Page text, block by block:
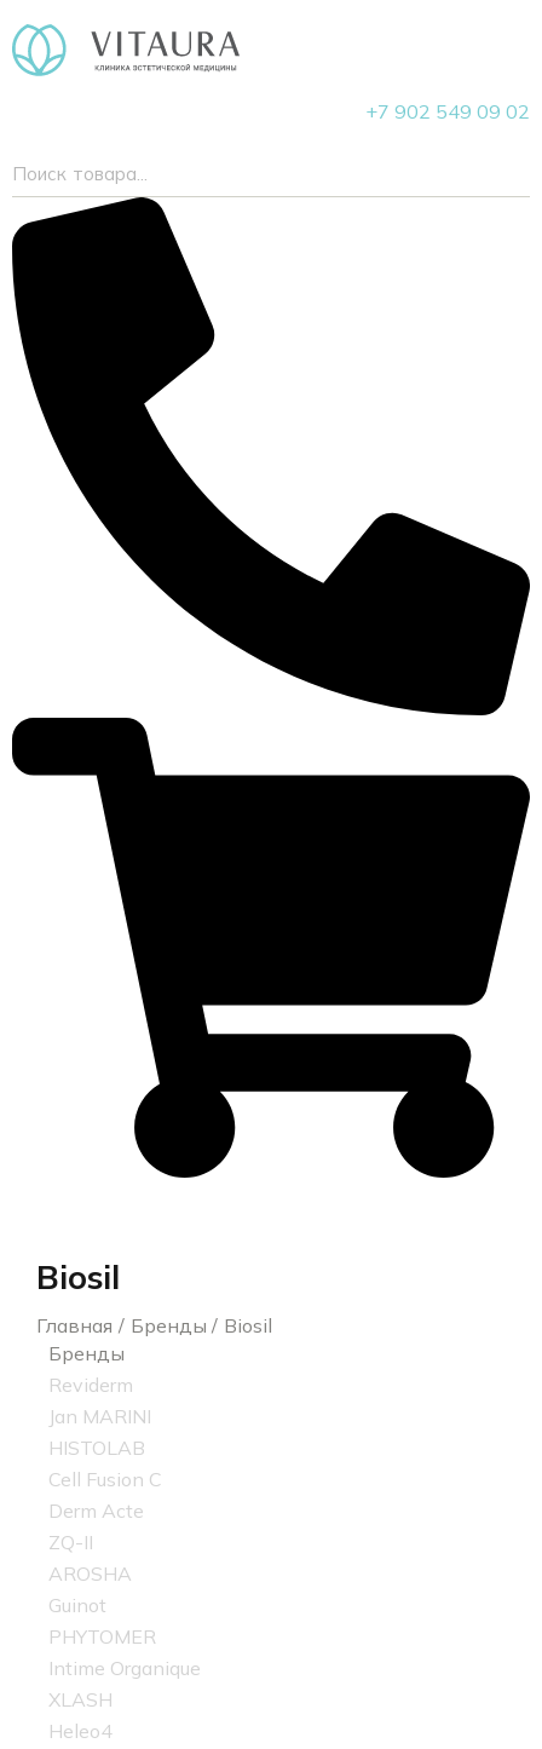
+7 902 549 09 02
Biosil
Главная Бренды
Biosil
Бренды
Reviderm
Jan MARINI
HISTOLAB
Cell Fusion C
Derm Acte
ZQ-II
AROSHA
Guinot
PHYTOMER
Intime Organique
XLASH
Heleo4